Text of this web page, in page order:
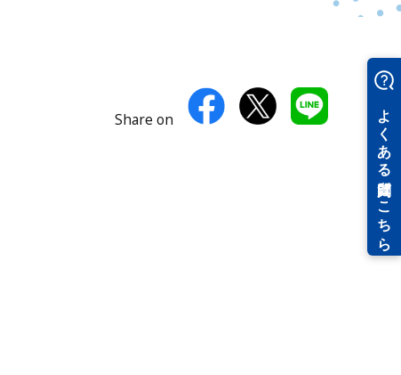
Share on